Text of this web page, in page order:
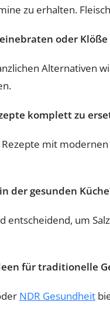
zu erhalten.
oder
Alternativen
komplett zu
mit
der gesunden
entscheidend, um
für traditionelle
NDR Gesundheit